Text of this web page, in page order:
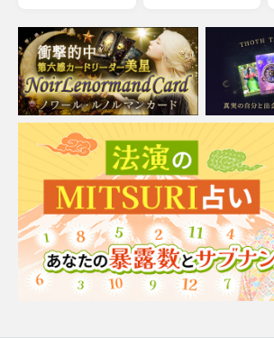
ょう。
その相性についても深掘
ります。